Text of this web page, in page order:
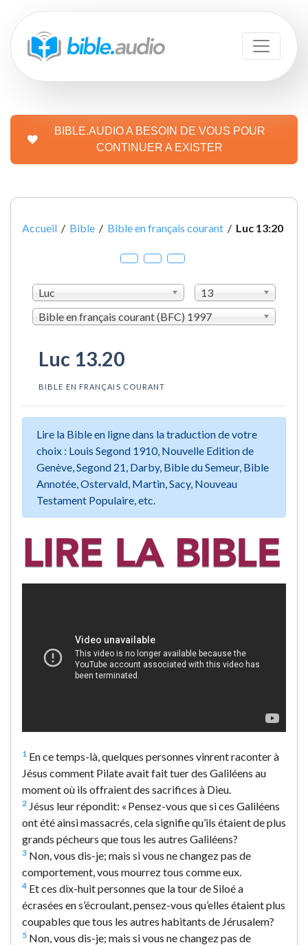
BIBLE.AUDIO A BESOIN DE VOUS POUR
CONTINUER A EXISTER
Accueil / Bible / Bible en français courant / Luc 13:20
Luc
13
Bible en français courant (BFC) 1997
Luc 13.20
BIBLE EN FRANÇAIS COURANT
Lire la Bible en ligne dans la traduction de votre
choix : Louis Segond 1910, Nouvelle Edition de
Genève, Segond 21, Darby, Bible du Semeur, Bible
Annotée, Ostervald, Martin, Sacy, Nouveau
Testament Populaire, etc.
1 En ce temps-là, quelques personnes vinrent raconter à
Jésus comment Pilate avait fait tuer des Galiléens au
moment où ils offraient des sacrifices à Dieu.
2 Jésus leur répondit: « Pensez-vous que si ces Galiléens
ont été ainsi massacrés, cela signifie qu’ils étaient de plus
grands pécheurs que tous les autres Galiléens?
3 Non, vous dis-je; mais si vous ne changez pas de
comportement, vous mourrez tous comme eux.
4 Et ces dix-huit personnes que la tour de Siloé a
écrasées en s’écroulant, pensez-vous qu’elles étaient plus
coupables que tous les autres habitants de Jérusalem?
5 Non, vous dis-je; mais si vous ne changez pas de